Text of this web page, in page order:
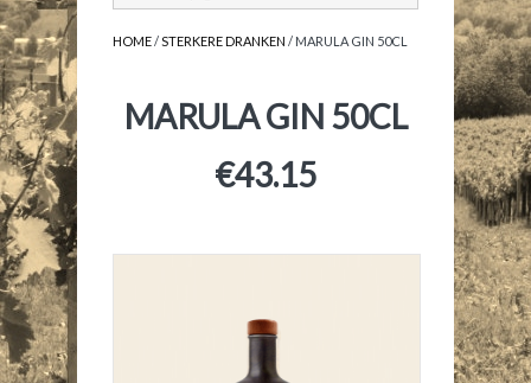
HOME/STERKERE DRANKEN / MARULA GIN 50CL
MARULA GIN 50CL
€43.15